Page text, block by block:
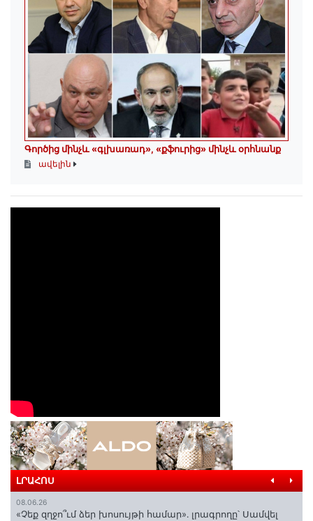
Գործից մինչև «գլխառադ», «քֆուրից» մինչև օրհնանք
ավելին
ԼՐԱՀՈՍ
08.06.26
«Չեք զղջո՞ւմ ձեր խոսույթի համար»․ լրագրողը՝ Սամվել